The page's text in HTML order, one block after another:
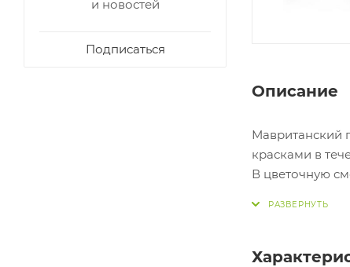
Описание
Мавританский
красками в
В цветочную
дамасская,
и новостей
Подписаться